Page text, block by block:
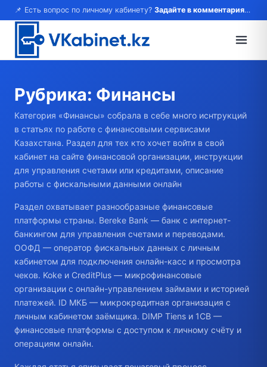
📌 Есть вопрос по личному кабинету? Задайте в комментариях — ответим!
Рубрика: Финансы
Категория «Финансы» собрала в себе много иснтрукций
в статьях по работе с финансовыми сервисами
Казахстана. Раздел для тех кто хочет войти в свой
кабинет на сайте финансовой организации, инструкции
для управления счетами или кредитами, описание
работы с фискальными данными онлайн
Раздел охватывает разнообразные финансовые
платформы страны. Bereke Bank — банк с интернет-
банкингом для управления счетами и переводами.
ООФД — оператор фискальных данных с личным
кабинетом для подключения онлайн-касс и просмотра
чеков. Koke и CreditPlus — микрофинансовые
организации с онлайн-управлением займами и историей
платежей. ID МКБ — микрокредитная организация с
личным кабинетом заёмщика. DIMP Tiens и 1CB —
финансовые платформы с доступом к личному счёту и
операциям онлайн.